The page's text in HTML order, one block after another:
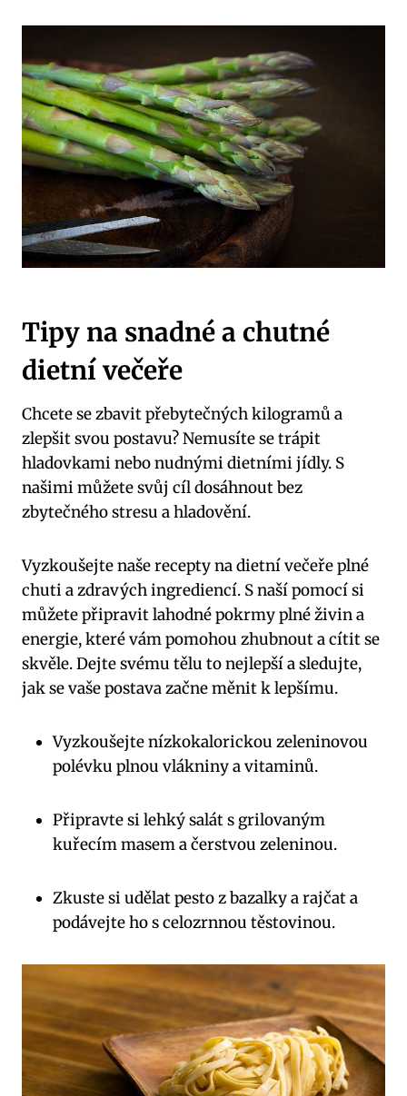
Tipy na snadné a chutné
dietní večeře
Chcete se zbavit přebytečných kilogramů a
zlepšit svou postavu? Nemusíte se trápit
hladovkami nebo nudnými dietními jídly. S
našimi můžete svůj cíl dosáhnout bez
zbytečného stresu a hladovění.
Vyzkoušejte naše recepty na dietní večeře plné
chuti a zdravých ingrediencí. S naší pomocí si
můžete připravit lahodné pokrmy plné živin a
energie, které vám pomohou zhubnout a cítit se
skvěle. Dejte svému tělu to nejlepší a sledujte,
jak se vaše postava začne měnit k lepšímu.
Vyzkoušejte nízkokalorickou zeleninovou
polévku plnou vlákniny a vitaminů.
Připravte si lehký salát s grilovaným
kuřecím masem a čerstvou zeleninou.
Zkuste si udělat pesto z bazalky a rajčat a
podávejte ho s celozrnnou těstovinou.